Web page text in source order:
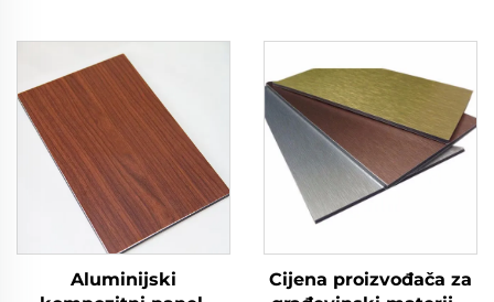
Aluminijski
Cijena proizvođača za